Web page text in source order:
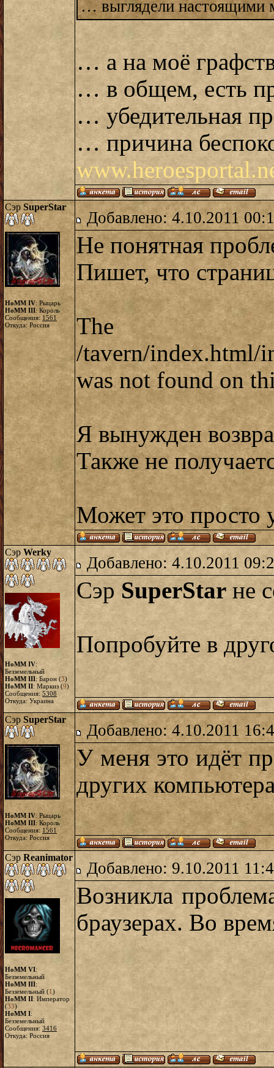
… выглядели
… а на моё
… в общем, есть
… убедительная
… причина
Сэр SuperStar
HoMM IV: Рыцарь
HoMM III: Король
Сообщения: 1561
Откуда: Россия
Добавлено: 4.10.2011
Не понятная
Пишет, что
/tavern/index.html/
was not found on
Я вынужден
Также не
Может это просто
Сэр Werky
HoMM IV:
Безземельный
HoMM III: Барон (3)
HoMM II: Маркиз (9)
Сообщения: 5308
Откуда: Украина
Добавлено: 4.10.2011
Сэр SuperStarне
Попробуйте в
Сэр SuperStar
HoMM IV: Рыцарь
HoMM III: Король
Сообщения: 1561
Откуда: Россия
Добавлено: 4.10.2011
У меня это идёт
других
Сэр Reanimator
HoMM VI:
Безземельный
HoMM III:
Безземельный (1)
HoMM II: Император
(33)
HoMM I:
Безземельный
Сообщения: 3416
Откуда: Россия
Добавлено: 9.10.2011
Возникла
браузерах. Во